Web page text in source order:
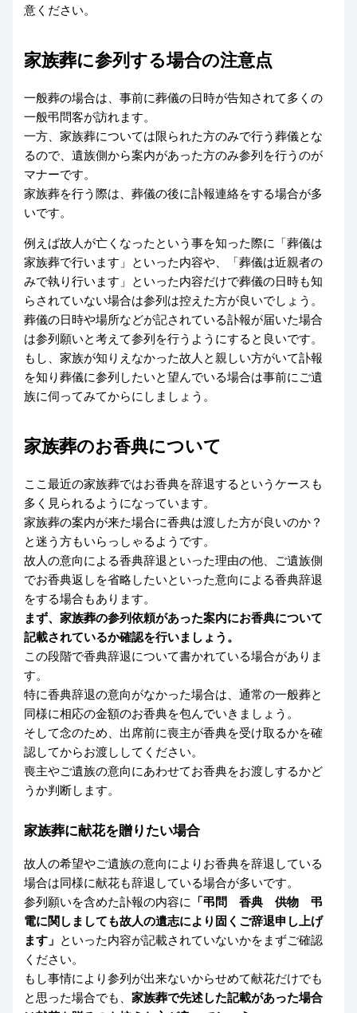
意ください。
家族葬に参列する場合の注意点
一般葬の場合は、事前に葬儀の日時が告知されて多くの
一般弔問客が訪れます。
一方、家族葬については限られた方のみで行う葬儀とな
るので、遺族側から案内があった方のみ参列を行うのが
マナーです。
家族葬を行う際は、葬儀の後に訃報連絡をする場合が多
いです。
例えば故人が亡くなったという事を知った際に「葬儀は
家族葬で行います」といった内容や、「葬儀は近親者の
みで執り行います」といった内容だけで葬儀の日時も知
らされていない場合は参列は控えた方が良いでしょう。
葬儀の日時や場所などが記されている訃報が届いた場合
は参列願いと考えて参列を行うようにすると良いです。
もし、家族が知りえなかった故人と親しい方がいて訃報
を知り葬儀に参列したいと望んでいる場合は事前にご遺
族に伺ってみてからにしましょう。
家族葬のお香典について
ここ最近の家族葬ではお香典を辞退するというケースも
多く見られるようになっています。
家族葬の案内が来た場合に香典は渡した方が良いのか？
と迷う方もいらっしゃるようです。
故人の意向による香典辞退といった理由の他、ご遺族側
でお香典返しを省略したいといった意向による香典辞退
をする場合もあります。
まず、家族葬の参列依頼があった案内にお香典について
記載されているか確認を行いましょう。
この段階で香典辞退について書かれている場合がありま
す。
特に香典辞退の意向がなかった場合は、通常の一般葬と
同様に相応の金額のお香典を包んでいきましょう。
そして念のため、出席前に喪主が香典を受け取るかを確
認してからお渡ししてください。
喪主やご遺族の意向にあわせてお香典をお渡しするかど
うか判断します。
家族葬に献花を贈りたい場合
故人の希望やご遺族の意向によりお香典を辞退している
場合は同様に献花も辞退している場合が多いです。
参列願いを含めた訃報の内容に 「弔問 香典 供物 弔
電に関しましても故人の遺志により固くご辞退申し上げ
ます」 といった内容が記載されていないかをまずご確認
ください。
もし事情により参列が出来ないからせめて献花だけでも
と思った場合でも、家族葬で先述した記載があった場合